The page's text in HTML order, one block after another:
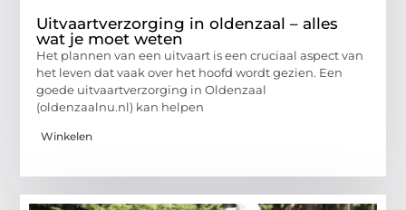
Uitvaartverzorging in oldenzaal – alles
wat je moet weten
Het plannen van een uitvaart is een cruciaal aspect van
het leven dat vaak over het hoofd wordt gezien. Een
goede uitvaartverzorging in Oldenzaal
(oldenzaalnu.nl) kan helpen
Winkelen